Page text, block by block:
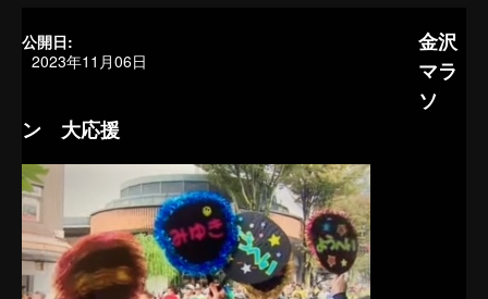
公開日:
2023年11月06日
金沢
マラ
ソ
ン 大応援